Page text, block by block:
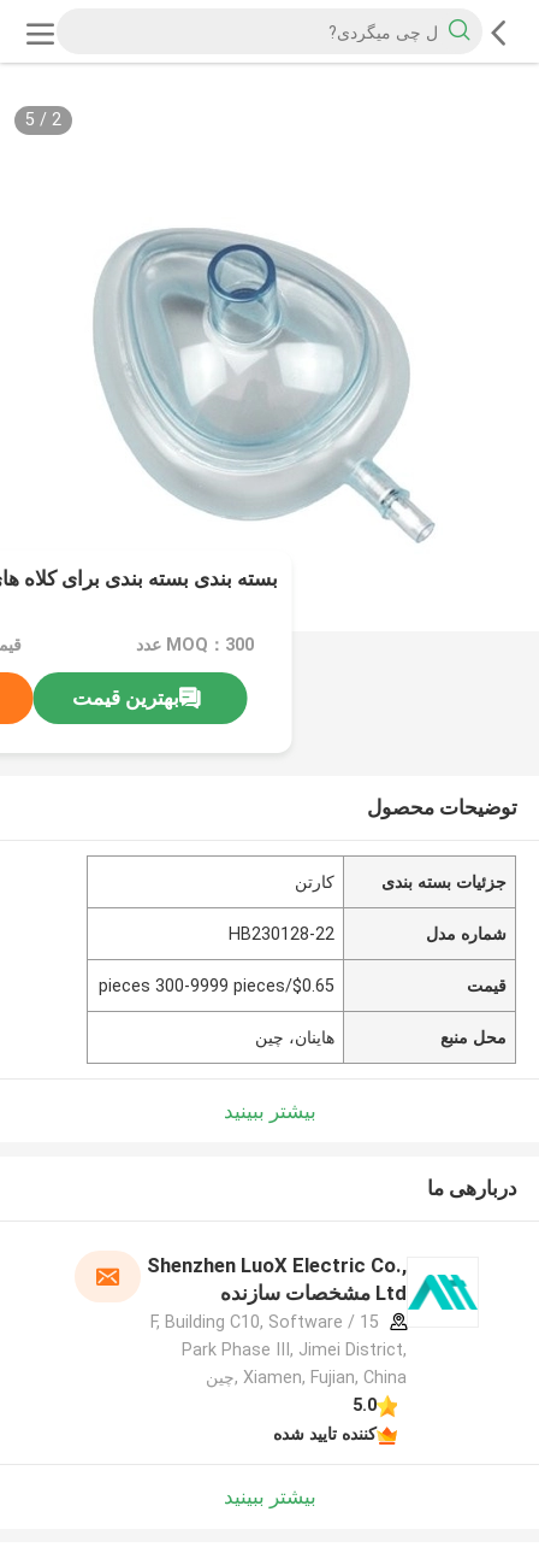
2
/
5
بسته بندی بسته بندی برای کلاه
MOQ：300 عدد
بهترین قیمت
توضیحات محصول
جزئیات بسته بندی کارتن
شماره مدل HB230128-22
قیمت $0.65/pieces 300-9999 pieces
محل منبع هاینان، چین
بیشتر ببینید
دربارهی ما
Shenzhen LuoX Electric Co.,
Ltd مشخصات سازنده
15 / F, Building C10, Software
Park Phase III, Jimei District,
Xiamen, Fujian, China ,چین
5.0
کننده تایید شده
بیشتر ببینید